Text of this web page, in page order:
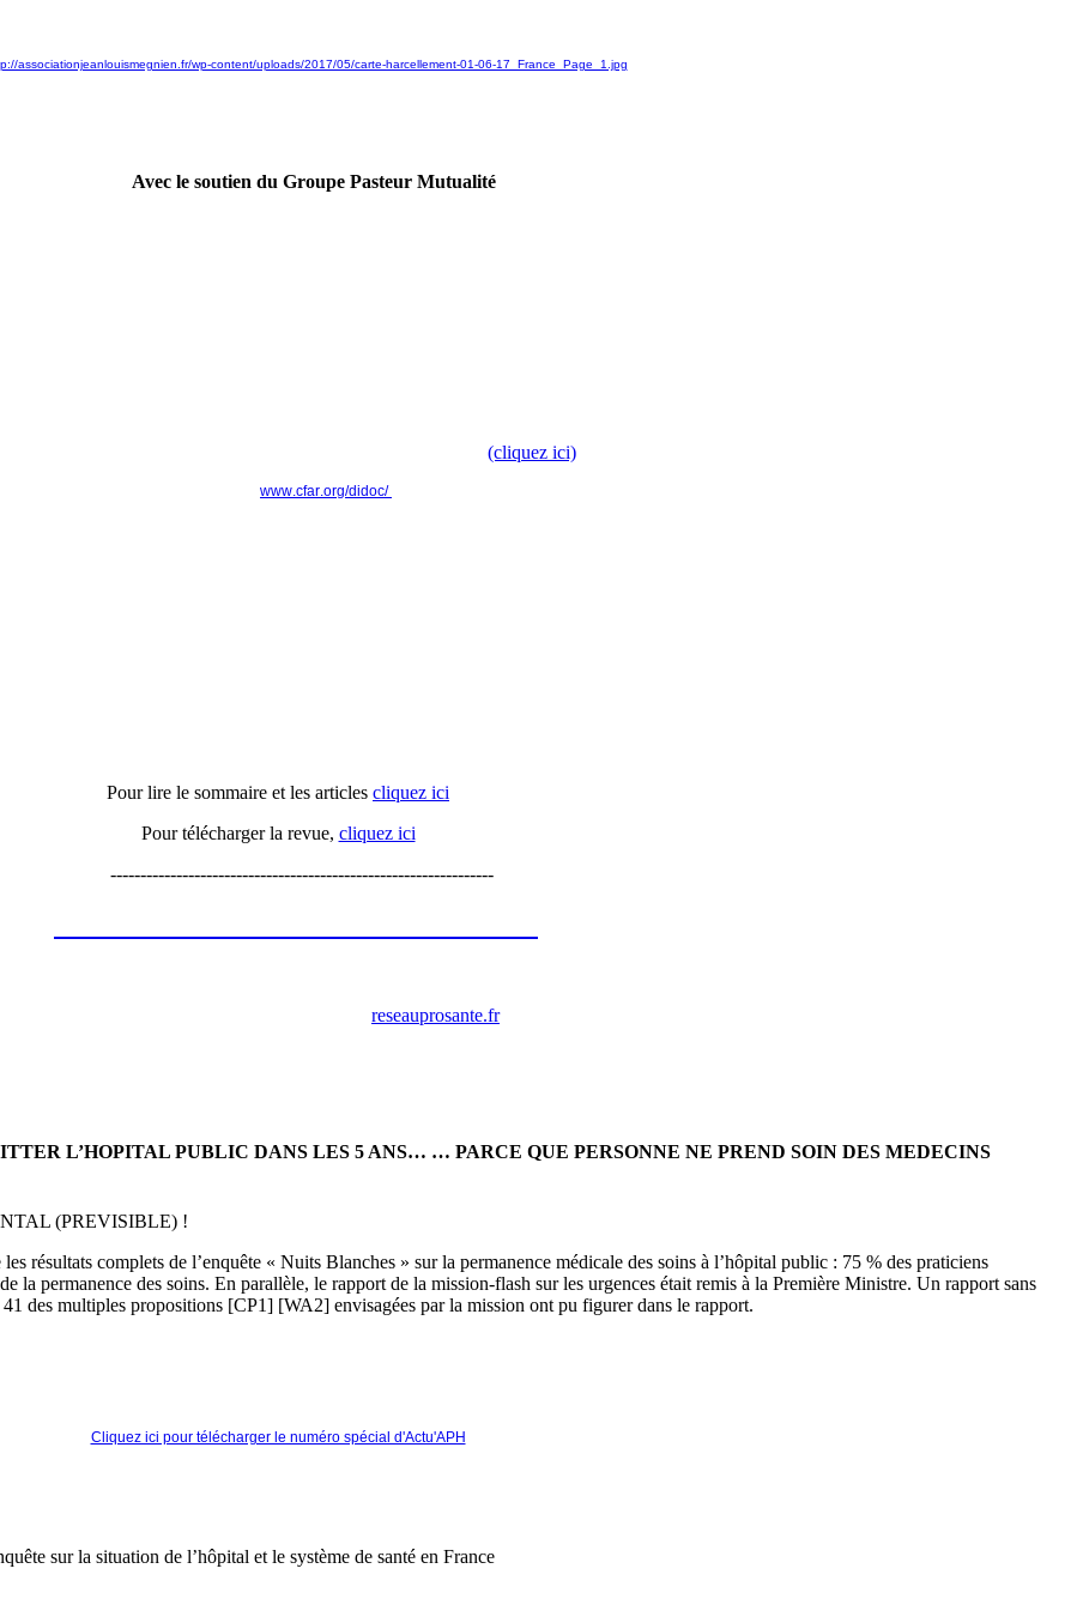
associationjeanlouismegnien.fr/wp-content/uploads/2017/05/carte-harcellement-01-06-17_France_Page_1.jpg
Avec le soutien du Groupe Pasteur Mutualité
(cliquez ici)
www.cfar.org/didoc/
Pour lire le sommaire et les articles cliquez ici
Pour télécharger la revue, cliquez ici
----------------------------------------------------------------
reseauprosante.fr
L’HOPITAL PUBLIC DANS LES 5 ANS… … PARCE QUE PERSONNE NE PREND SOIN DES MEDECINS
(PREVISIBLE) !
résultats complets de l’enquête « Nuits Blanches » sur la permanence médicale des soins à l’hôpital public : 75 % des praticiens
la permanence des soins. En parallèle, le rapport de la mission-flash sur les urgences était remis à la Première Ministre. Un rapport sans
des multiples propositions [CP1] [WA2] envisagées par la mission ont pu figurer dans le rapport.
Cliquez ici pour télécharger le numéro spécial d'Actu'APH
sur la situation de l’hôpital et le système de santé en France